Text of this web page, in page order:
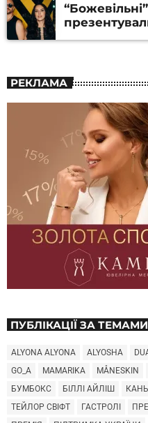
РЕКЛАМА
ПУБЛІКАЦІЇ ЗА ТЕМАМИ
ALYONA ALYONA ALYOSHA
GO_A
MAMARIKA MÅNESKIN
БУМБОКС
БІЛЛІ АЙЛІШ
ТЕЙЛОР СВІФТ
ГАСТРОЛІ